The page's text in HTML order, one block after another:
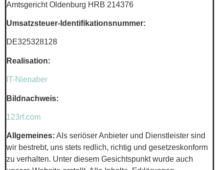
Amtsgericht Oldenburg HRB 214376
Umsatzsteuer-Identifikationsnummer:
DE325328128
Realisation:
IT-Nienaber
Bildnachweis:
123rf.com
Allgemeines: Als seriöser Anbieter und Dienstleister sind
wir bestrebt, uns stets redlich, richtig und gesetzeskonform
zu verhalten. Unter diesem Gesichtspunkt wurde auch